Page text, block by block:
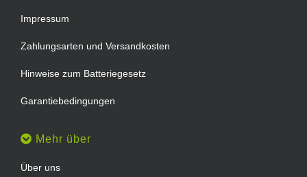
Impressum
Zahlungsarten und Versandkosten
Hinweise zum Batteriegesetz
Garantiebedingungen
Mehr über
Über uns